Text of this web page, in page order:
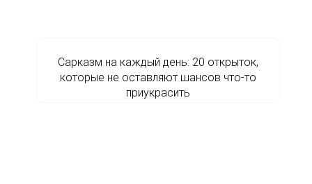
Сарказм на каждый день: 20 открыток,
которые не оставляют шансов что-то
приукрасить